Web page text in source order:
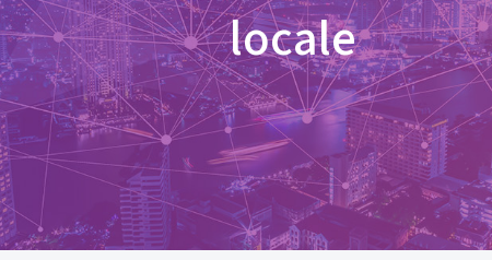
locale